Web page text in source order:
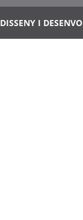
DISSENY I